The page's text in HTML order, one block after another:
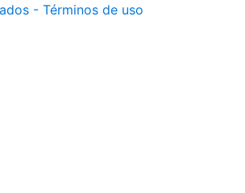
- Términos de uso